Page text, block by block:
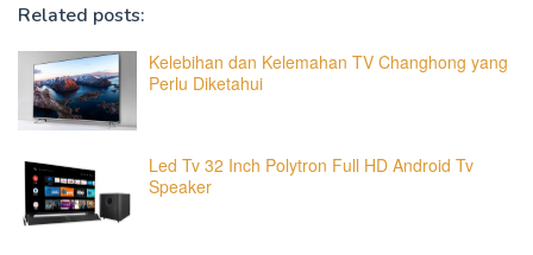
Related posts:
Kelebihan dan Kelemahan TV Changhong yang
Perlu Diketahui
Led Tv 32 Inch Polytron Full HD Android Tv
Speaker